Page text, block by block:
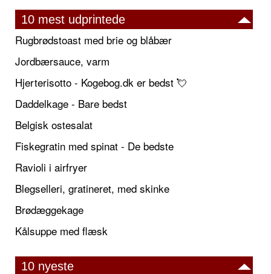
10 mest udprintede
Rugbrødstoast med brie og blåbær
Jordbærsauce, varm
Hjerterisotto - Kogebog.dk er bedst 💘
Daddelkage - Bare bedst
Belgisk ostesalat
Fiskegratin med spinat - De bedste
Ravioli i airfryer
Blegselleri, gratineret, med skinke
Brødæggekage
Kålsuppe med flæsk
10 nyeste